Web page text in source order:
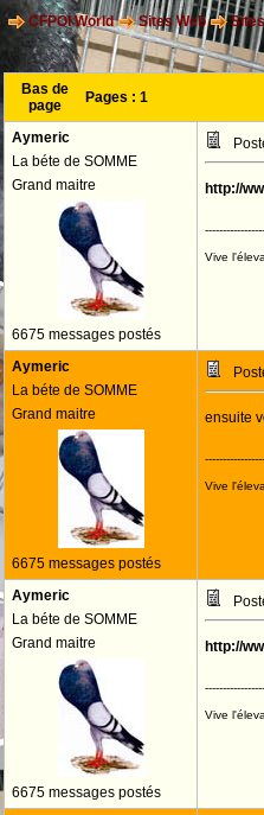
CFPOI World Sites Web
Bas de
page
Pages : 1
Aymeric
La béte de SOMME
Grand maitre
6675 messages postés
http://
Vive
Aymeric
La béte de SOMME
Grand maitre
6675 messages postés
ensuite
Vive
Aymeric
La béte de SOMME
Grand maitre
6675 messages postés
http://
Vive